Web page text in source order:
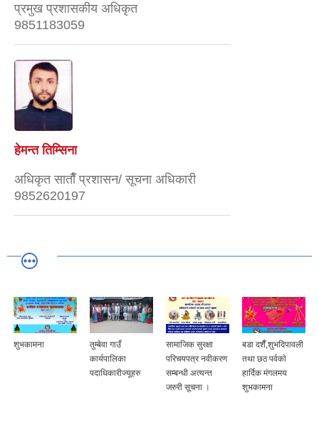
प्रमुख प्रशासकीय अधिकृत
9851183059
हेमन्त तिम्सिना
अधिकृत साताैँ प्रशासन/ सूचना अधिकारी
9852620197
शुभकामना
तुम्बेवा गाउँ
कार्यपालिका
पदाधिकारीज्यूहरु
सामाजिक सुरक्षा
परिचयपत्र नवीकरण
सम्बन्धी अत्यन्त
जरुरी सूचना ।
बडा दशैँ,शुभदिपावली
तथा छठ पर्वकाे
हार्दिक मंगलमय
शुभकामना